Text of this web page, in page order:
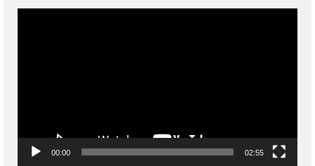
00:00 02:55